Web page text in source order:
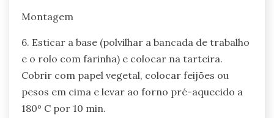
Montagem
6. Esticar a base (polvilhar a bancada de trabalho
e o rolo com farinha) e colocar na tarteira.
Cobrir com papel vegetal, colocar feijões ou
pesos em cima e levar ao forno pré-aquecido a
180º C por 10 min.